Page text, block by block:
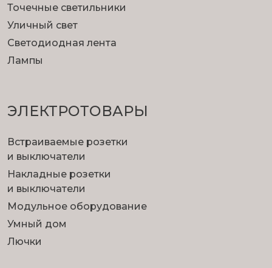
доработками интерьера: покрасит стены,
натянет потолок.
Ремонт с нуля
Планируете ремонт, но не знаете как начать?
Изобразите ручкой эскиз, а свет и
превращение его в фото мы берем на себя!
Точечные светильники
Уличный свет
Светодиодная лента
Лампы
ЭЛЕКТРОТОВАРЫ
Встраиваемые розетки
и выключатели
Накладные розетки
и выключатели
Модульное оборудование
Умный дом
Лючки